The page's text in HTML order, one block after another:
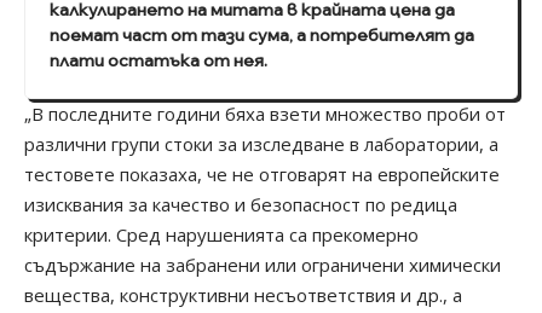
калкулирането на митата в крайната цена да
поемат част от тази сума, а потребителят да
плати остатъка от нея.
„В последните години бяха взети множество проби от
различни групи стоки за изследване в лаборатории, а
тестовете показаха, че не отговарят на европейските
изисквания за качество и безопасност по редица
критерии. Сред нарушенията са прекомерно
съдържание на забранени или ограничени химически
вещества, конструктивни несъответствия и др., а